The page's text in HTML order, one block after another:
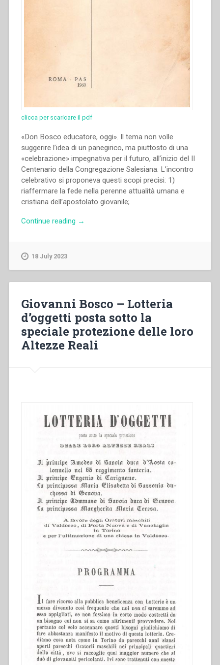
clicca per scaricare il pdf
«Don Bosco educatore, oggi». Il tema non volle
suggerire l’idea di un panegirico, ma piuttosto di una
«celebrazione» impegnativa per il futuro, all’inizio del II
Centenario della Congregazione Salesiana. L’incontro
celebrativo si proponeva questi scopi precisi: 1)
riaffermare la fede nella perenne attualità umana e
cristiana dell’apostolato giovanile;
Continue reading “Gian
Sinistrero
–
“Don
Bosco
educatore,
→
18 July 2023
Giovanni Bosco – Lotteria
d’oggetti posta sotto la
speciale protezione delle loro
Altezze Reali